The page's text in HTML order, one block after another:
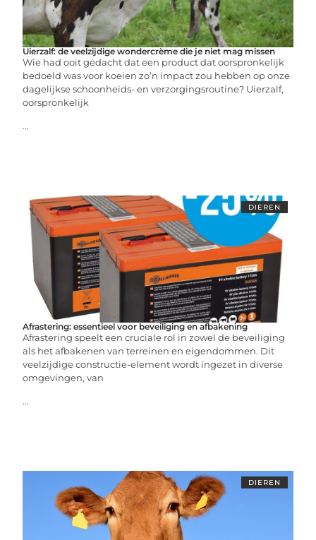
Uierzalf: de veelzijdige wondercrème die je niet mag missen
Wie had ooit gedacht dat een product dat oorspronkelijk
bedoeld was voor koeien zo’n impact zou hebben op onze
dagelijkse schoonheids- en verzorgingsroutine? Uierzalf,
oorspronkelijk
...
DIEREN
Afrastering: essentieel voor beveiliging en afbakening
Afrastering speelt een cruciale rol in zowel de beveiliging
als het afbakenen van terreinen en eigendommen. Dit
veelzijdige constructie-element wordt ingezet in diverse
omgevingen, van
...
DIEREN